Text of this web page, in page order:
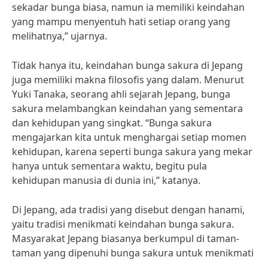
sekadar bunga biasa, namun ia memiliki keindahan
yang mampu menyentuh hati setiap orang yang
melihatnya,” ujarnya.
Tidak hanya itu, keindahan bunga sakura di Jepang
juga memiliki makna filosofis yang dalam. Menurut
Yuki Tanaka, seorang ahli sejarah Jepang, bunga
sakura melambangkan keindahan yang sementara
dan kehidupan yang singkat. “Bunga sakura
mengajarkan kita untuk menghargai setiap momen
kehidupan, karena seperti bunga sakura yang mekar
hanya untuk sementara waktu, begitu pula
kehidupan manusia di dunia ini,” katanya.
Di Jepang, ada tradisi yang disebut dengan hanami,
yaitu tradisi menikmati keindahan bunga sakura.
Masyarakat Jepang biasanya berkumpul di taman-
taman yang dipenuhi bunga sakura untuk menikmati